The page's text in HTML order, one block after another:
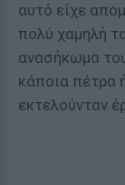
αυτό είχε
πολύ χαμηλή
ανασήκωμα
κάποια πέτρα
εκτελούνταν